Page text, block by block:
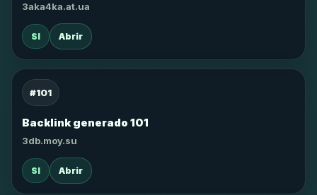
3aka4ka.at.ua
SI Abrir
#101
Backlink generado 101
3db.moy.su
SI Abrir